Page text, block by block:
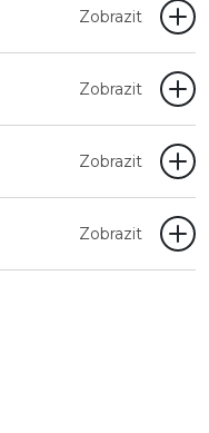
Zobrazit
Zobrazit
Zobrazit
Zobrazit